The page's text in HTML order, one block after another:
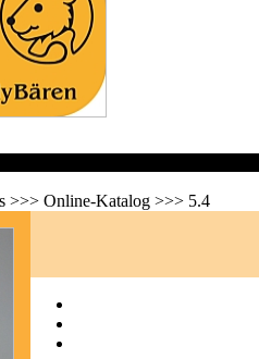
>>> Online-Katalog >>> 5.4